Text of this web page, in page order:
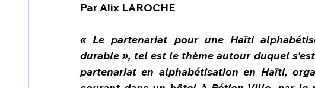
Par Alix LAROCHE
« Le partenariat pour une Haïti
durable », tel est le thème autour duquel
partenariat en alphabétisation en Haïti,